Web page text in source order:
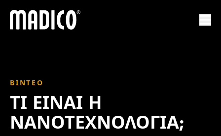
Madico
ΒΊΝΤΕΟ
ΤΙ ΕΊΝΑΙ Η
ΝΑΝΟΤΕΧΝΟΛΟΓΊΑ;